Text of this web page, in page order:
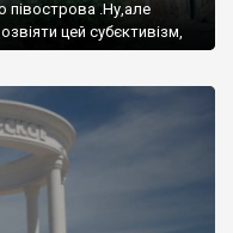
півострова .Ну,але
цей субєктивізм,